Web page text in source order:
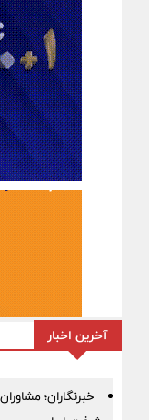
آخرین اخبار
خبرنگاران؛